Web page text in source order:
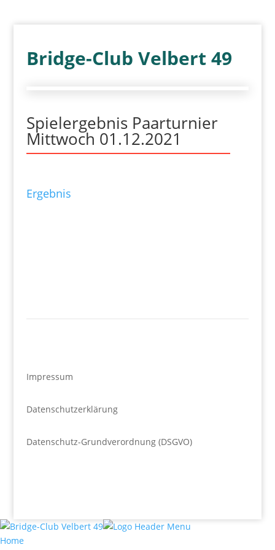
Bridge-Club Velbert 49
Spielergebnis Paarturnier
Mittwoch 01.12.2021
Ergebnis
Impressum
Datenschutzerklärung
Datenschutz-Grundverordnung (DSGVO)
Home